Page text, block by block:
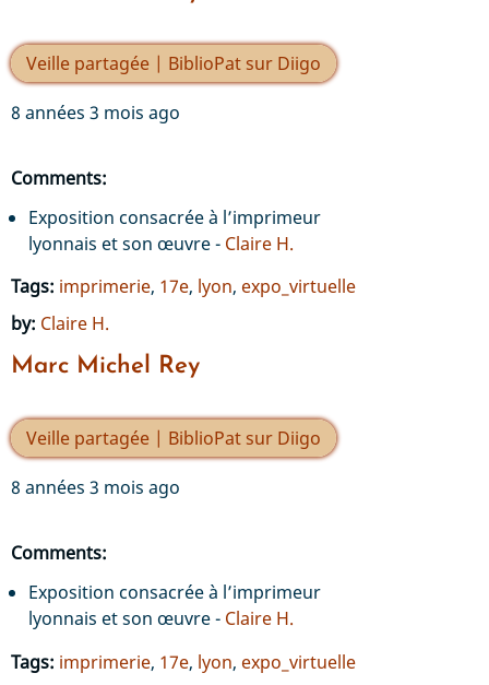
Veille partagée | BiblioPat sur Diigo
8 années 3 mois ago
Comments:
Exposition consacrée à l’imprimeur
lyonnais et son œuvre - Claire H.
Tags: imprimerie, 17e, lyon, expo_virtuelle
by: Claire H.
Marc Michel Rey
Veille partagée | BiblioPat sur Diigo
8 années 3 mois ago
Comments:
Exposition consacrée à l’imprimeur
lyonnais et son œuvre - Claire H.
Tags: imprimerie, 17e, lyon, expo_virtuelle